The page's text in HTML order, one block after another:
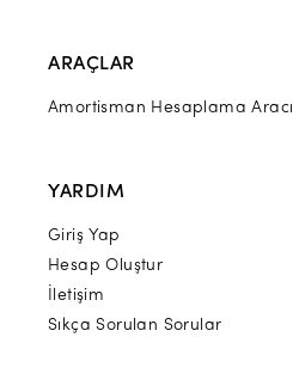
ARAÇLAR
Amortisman Hesaplama Aracı
YARDIM
Giriş Yap
Hesap Oluştur
İletişim
Sıkça Sorulan Sorular